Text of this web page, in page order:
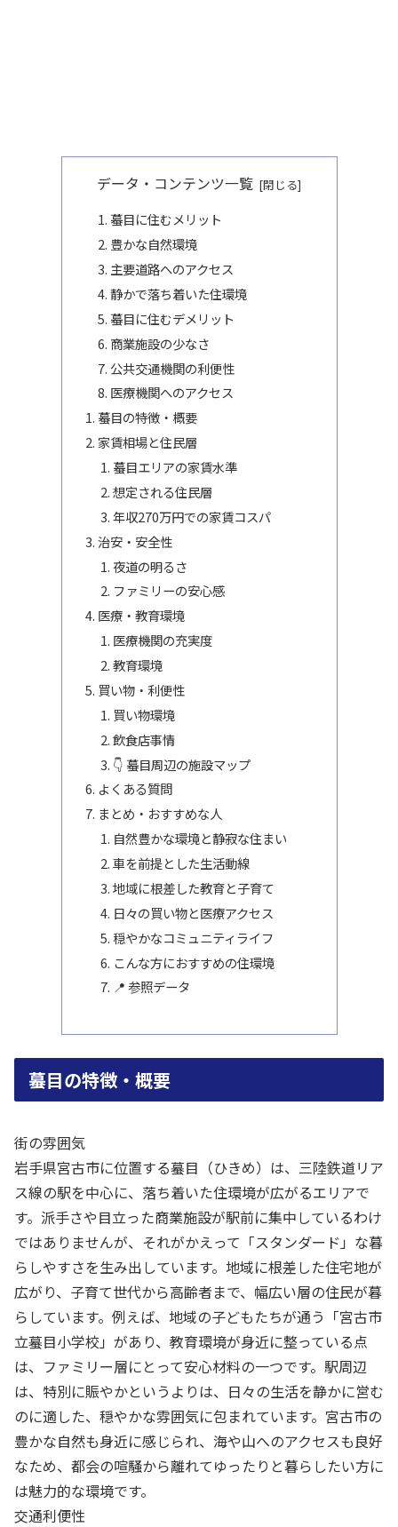
データ・コンテンツ一覧
蟇目に住むメリット
豊かな自然環境
主要道路へのアクセス
静かで落ち着いた住環境
蟇目に住むデメリット
商業施設の少なさ
公共交通機関の利便性
医療機関へのアクセス
蟇目の特徴・概要
家賃相場と住民層
蟇目エリアの家賃水準
想定される住民層
年収270万円での家賃コスパ
治安・安全性
夜道の明るさ
ファミリーの安心感
医療・教育環境
医療機関の充実度
教育環境
買い物・利便性
買い物環境
飲食店事情
👇 蟇目周辺の施設マップ
よくある質問
まとめ・おすすめな人
自然豊かな環境と静寂な住まい
車を前提とした生活動線
地域に根差した教育と子育て
日々の買い物と医療アクセス
穏やかなコミュニティライフ
こんな方におすすめの住環境
📍 参照データ
蟇目の特徴・概要
街の雰囲気
岩手県宮古市に位置する蟇目（ひきめ）は、三陸鉄道リア
ス線の駅を中心に、落ち着いた住環境が広がるエリアで
す。派手さや目立った商業施設が駅前に集中しているわけ
ではありませんが、それがかえって「スタンダード」な暮
らしやすさを生み出しています。地域に根差した住宅地が
広がり、子育て世代から高齢者まで、幅広い層の住民が暮
らしています。例えば、地域の子どもたちが通う「宮古市
立蟇目小学校」があり、教育環境が身近に整っている点
は、ファミリー層にとって安心材料の一つです。駅周辺
は、特別に賑やかというよりは、日々の生活を静かに営む
のに適した、穏やかな雰囲気に包まれています。宮古市の
豊かな自然も身近に感じられ、海や山へのアクセスも良好
なため、都会の喧騒から離れてゆったりと暮らしたい方に
は魅力的な環境です。
交通利便性